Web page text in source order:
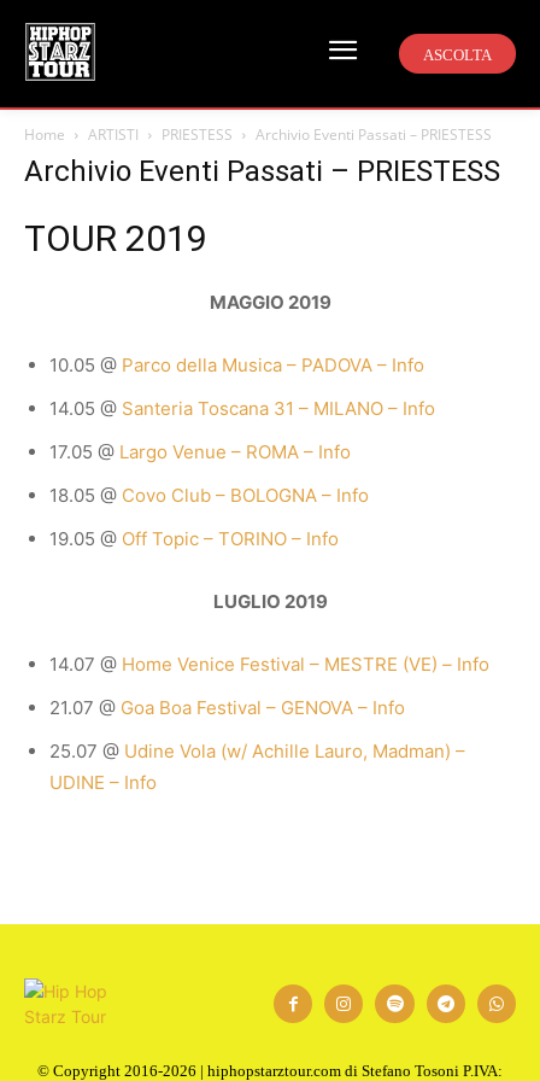
ASCOLTA
Home ARTISTI PRIESTESS Archivio Eventi Passati – PRIESTESS
Archivio Eventi Passati – PRIESTESS
TOUR 2019
MAGGIO 2019
10.05 @ Parco della Musica – PADOVA – Info
14.05 @ Santeria Toscana 31 – MILANO – Info
17.05 @ Largo Venue – ROMA – Info
18.05 @ Covo Club – BOLOGNA – Info
19.05 @ Off Topic – TORINO – Info
LUGLIO 2019
14.07 @ Home Venice Festival – MESTRE (VE) – Info
21.07 @ Goa Boa Festival – GENOVA – Info
25.07 @ Udine Vola (w/ Achille Lauro, Madman) –
UDINE – Info
© Copyright 2016-2026 | hiphopstarztour.com di Stefano Tosoni P.IVA: